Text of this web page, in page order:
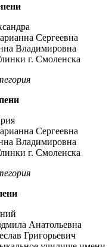
Сергеевна
Владимировна
г. Смоленска
Сергеевна
Владимировна
г. Смоленска
Анатольевна
Григорьевич